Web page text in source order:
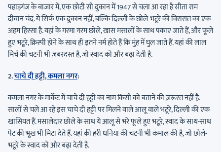
पहाड़गंज के बाजार में, एक छोटी सी दुकान में 1947 से चला आ रहा है सीता राम
दीवान चंद. ये सिर्फ एक दुकान नहीं, बल्कि दिल्ली के छोले-भटूरे की विरासत का एक
अहम हिस्सा है. यहां के गरमा गरम छोले, खास मसालों के साथ पकाए जाते हैं, और फूले
हुए भटूरे, क्रिस्पी होने के साथ ही इतने नर्म होते हैं कि मुंह में घुल जाते हैं. यहां की लाल
मिर्च की चटनी भी ज़बरदस्त है, जो स्वाद को और बढ़ा देती है.
2.चाचे दी हट्टी, कमला नगर:
कमला नगर के मार्केट में चाचे दी हट्टी का नाम किसी को बताने की ज़रूरत नहीं है.
सालों से चले आ रहे इस चाचे दी हट्टी पर मिलने वाले आलू वाले भटूरे, दिल्ली की एक
खासियत हैं. मसालेदार छोले के साथ ये आलू से भरे फूले हुए भटूरे, स्वाद के साथ-साथ
पेट की भूख भी मिटा देते हैं. यहां की हरी धनिया की चटनी भी कमाल की है, जो छोले-
भटूरे के स्वाद को और बढ़ा देती है.